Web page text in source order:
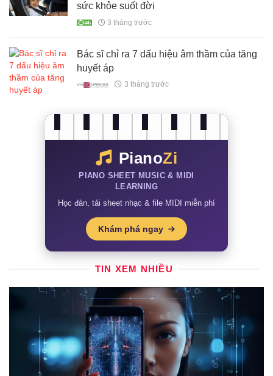
sức khỏe suốt đời
3 tháng trước
Bác sĩ chỉ ra 7 dấu hiệu âm thầm của tăng
huyết áp
3 tháng trước
PianoZi
PIANO SHEET MUSIC & MIDI
LEARNING
Học đàn, tải sheet nhạc & file MIDI miễn phí
Khám phá ngay
TIN XEM NHIỀU